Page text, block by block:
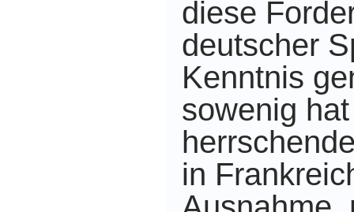
diese
deutscher
Kenntnis
sowenig
in